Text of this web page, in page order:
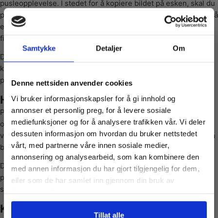
Samtykke Detaljer Om
Denne nettsiden anvender cookies
Vi bruker informasjonskapsler for å gi innhold og
annonser et personlig preg, for å levere sosiale
mediefunksjoner og for å analysere trafikken vår. Vi deler
dessuten informasjon om hvordan du bruker nettstedet
vårt, med partnerne våre innen sosiale medier,
annonsering og analysearbeid, som kan kombinere den
med annen informasjon du har gjort tilgjengelig for dem,
eller som de har samlet inn gjennom din bruk av
Tillat alle
pusleopplevelse. I stedet for å kopiere bildet på esken, skal du
pusle det som hovedpersonene ser foran seg. Illustrasjonen på
esken inneholder en rekke ledetråder som hjelper deg med å
finne løsningen.
Dette gjør hvert Wasgij-puslespill til en spennende
kombinasjon av observasjon, logisk tenkning og kreativ
problemløsning.
Humor og overraskelser på padelbanen
Padel Panic! er fylt med morsomme detaljer, livlige karakterer
og komiske situasjoner. Etter hvert som puslespillet tar form,
vil du gradvis oppdage hva som har skapt all oppstandelsen på
banen.
Den fargerike illustrasjonen og de mange små detaljene gjør
puslingen både utfordrende og underholdende fra første til
siste brikke.
Kvalitet som puslere setter pris på
Vil du ha
10% Rabatt?
Meld deg på vårt nyhetsbrev og motta
gode tilbud og produktinformasjon fra
oss¢!